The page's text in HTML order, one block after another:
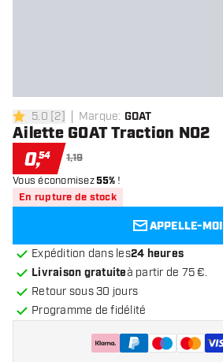
5 étoiles de notation
5.0 [2] Marque: GOAT
Ailette GOAT Traction NO2
0,54 1,19
Vous économisez55% !
En rupture de stock
APPELLE-MOI
Expédition dans les24 heures
Livraison gratuiteà partir de 75 €.
Retour sous 30 jours
Programme de fidélité